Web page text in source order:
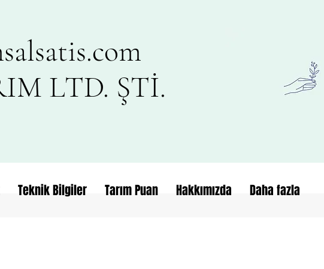
LTD. ŞTİ.
Teknik Bilgiler Tarım Puan Hakkımızda Daha fazla